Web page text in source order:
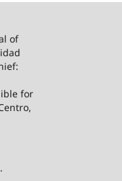
of
for